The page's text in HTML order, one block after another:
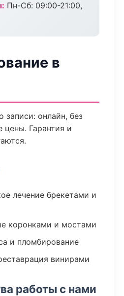
Пн-Сб: 09:00-21:00,
в
записи: онлайн, без
цены. Гарантия и
лечение брекетами и
коронками и мостами
и пломбирование
винирами
работы с нами